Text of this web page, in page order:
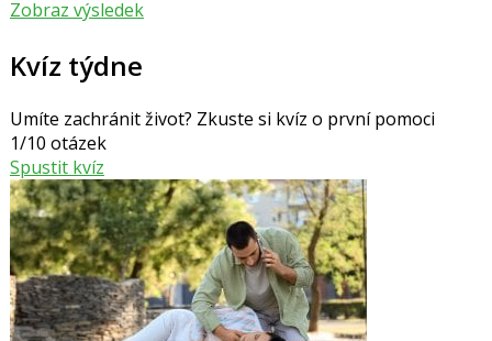
Zobraz výsledek
Kvíz týdne
Umíte zachránit život? Zkuste si kvíz o první pomoci
1/10 otázek
Spustit kvíz